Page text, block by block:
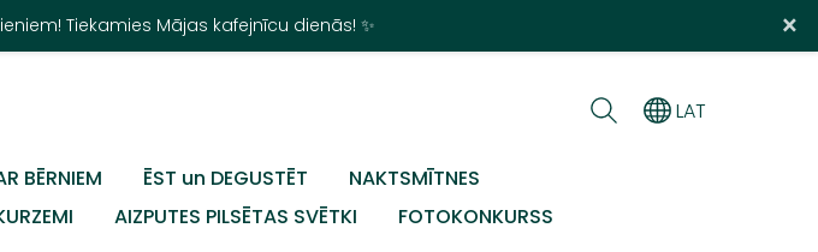
Tiekamies Mājas kafejnīcu dienās! ✨ ×
BĒRNIEM ĒST un DEGUSTĒT
NAKTSMĪTNES
AIZPUTES PILSĒTAS SVĒTKI
FOTOKONKURSS
LAT